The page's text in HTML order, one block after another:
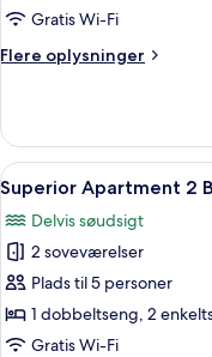
Three
Bedrooms
Gratis Wi-Fi
Flere oplysninger
Flere
Terrace
Three
Bedrooms
Indlæs
alle
billeder
af
Superior
Apartment
2
8
Superior Apartment 2
Delvis søudsigt
2 soveværelser
Plads til 5 personer
1 dobbeltseng, 2
Gratis Wi-Fi